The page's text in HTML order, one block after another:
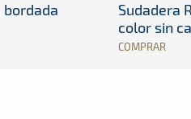
bordada
Sudadera
color sin
COMPRAR